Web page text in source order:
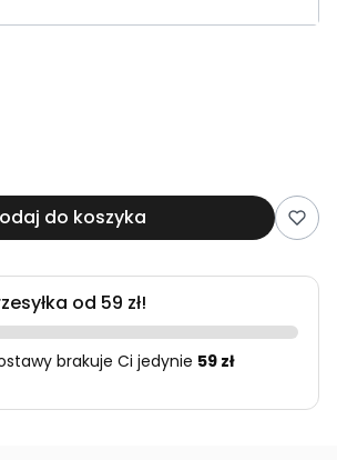
do koszyka
od 59 zł!
brakuje Ci jedynie 59 zł